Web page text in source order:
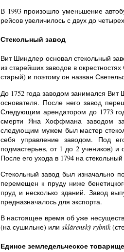
В 1993 произошло уменьшение
рейсов увеличилось с двух до
Стекольный завод
Вит Шиндлер основал стекольный
из старейших заводов в
старый) и поэтому он назван
До 1752 года заводом занимался
основателя. После него завод
Следующим арендатором до 1773
смерти Яна Хоффмана заводом
следующим мужем был мастер
себя управление заводом. Под
подмастерьев, от 1 до 2 учеников)
После его ухода в 1794 на
Стекольный завод был изначально
перемещен к пруду ниже
пруд и несколько зданий. Завод
предназначалось для экспорта.
В настоящее время об уже
(на сушильне) или sklárenský rybník
Единое земледельческое